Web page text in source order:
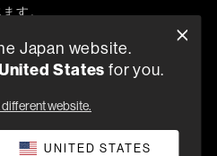
ます。
Japan website.
States for you.
website.
UNITED STATES